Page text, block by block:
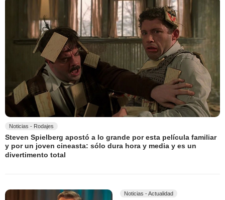
Noticias - Rodajes
Steven Spielberg apostó a lo grande por esta película familiar
y por un joven cineasta: sólo dura hora y media y es un
divertimento total
Noticias - Actualidad